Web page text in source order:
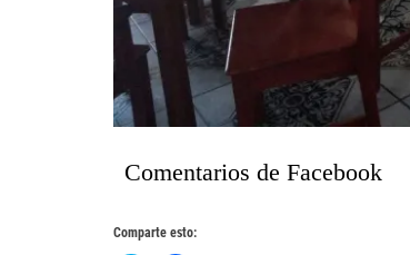
Comentarios de Facebook
Comparte esto: